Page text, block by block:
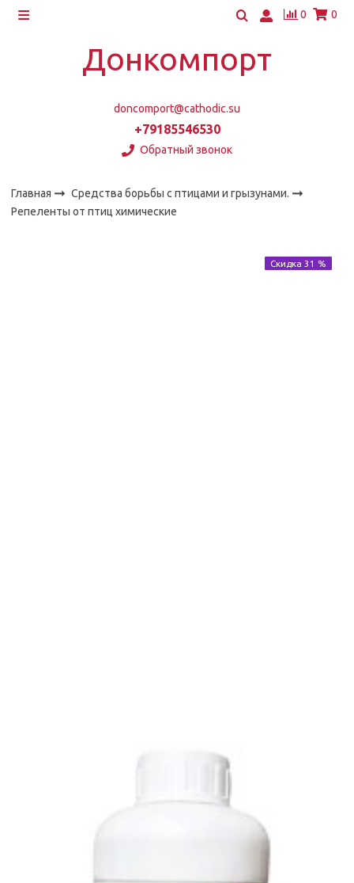
0 0
Донкомпорт
doncomport@cathodic.su
+79185546530
Обратный звонок
Главная
Средства борьбы с птицами и грызунами.
Репеленты от птиц химические
Скидка 31 %